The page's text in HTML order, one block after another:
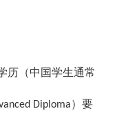
历（中国学生通常
Diploma）要